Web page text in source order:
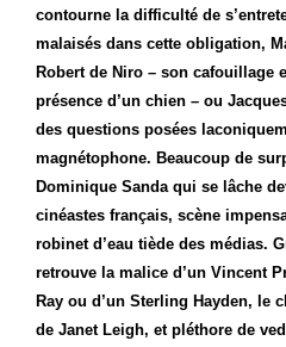
contourne la difficulté de
malaisés dans cette obligation,
Robert de Niro – son cafouillage
présence d’un chien – ou
des questions posées
magnétophone. Beaucoup de
Dominique Sanda qui se lâche
cinéastes français, scène
robinet d’eau tiède des médias.
retrouve la malice d’un Vincent
Ray ou d’un Sterling Hayden, le
de Janet Leigh, et pléthore de